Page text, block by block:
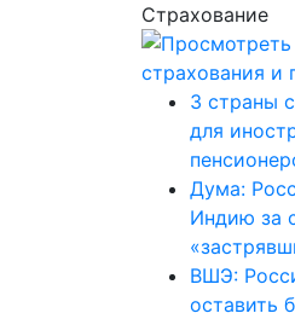
Страхование
3 страны
для
Дума:
Индию за
ВШЭ:
оставить